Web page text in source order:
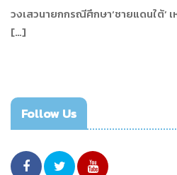
วงเสวนายกกรณีศึกษา‘ชายแดนใต้’
[…]
Follow Us